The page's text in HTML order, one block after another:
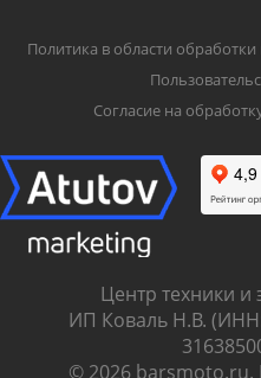
Политика в области
Согласие на
Центр техники и
ИП Коваль Н.В.
© 2026